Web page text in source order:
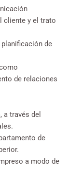
cliente y el trato
de
de relaciones
a través del
de
a modo de